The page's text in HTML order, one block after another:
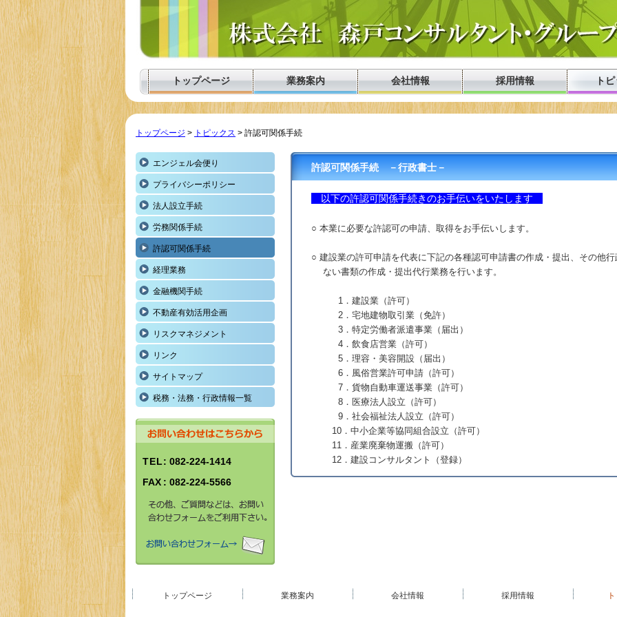
トップページ 業務案内 会社情報 採用情報 トピ
トップページ > トピックス > 許認可関係手続
許認可関係手続　－行政書士－
以下の許認可関係手続きのお手伝いをいたします
○ 本業に必要な許認可の申請、取得をお手伝いします。
○ 建設業の許可申請を代表に下記の各種認可申請書の作成・提出、その他
ない書類の作成・提出代行業務を行います。
1．建設業（許可）
2．宅地建物取引業（免許）
3．特定労働者派遣事業（届出）
4．飲食店営業（許可）
5．理容・美容開設（届出）
6．風俗営業許可申請（許可）
7．貨物自動車運送事業（許可）
8．医療法人設立（許可）
9．社会福祉法人設立（許可）
10．中小企業等協同組合設立（許可）
11．産業廃棄物運搬（許可）
12．建設コンサルタント（登録）
エンジェル会便り
プライバシーポリシー
法人設立手続
労務関係手続
許認可関係手続
経理業務
金融機関手続
不動産有効活用企画
リスクマネジメント
リンク
サイトマップ
税務・法務・行政情報一覧
TEL: 082-224-1414
FAX : 082-224-5566
トップページ 業務案内 会社情報 採用情報